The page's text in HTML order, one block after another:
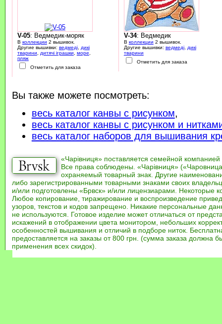
V-05: Ведмедик-моряк
В коллекции 2 вышивок.
Другие вышивки: ведмеді,
дикі
тварини
дитячі іграшки море
пляж
Отметить для заказа
V-34: Ведмедик
В коллекции 2 вышивок.
Другие вышивки: ведмеді,
дикі
тварини
Отметить для заказа
Вы также можете посмотреть:
весь каталог канвы с рисунком,
весь каталог канвы с рисунком и
весь каталог наборов для вышивания
«Чарівниця» поставляется семейной компанией
Все права соблюдены. «Чарівниця»
охраняемый товарный знак. Другие
либо зарегистрированными товарными знаками своих
и/или подготовлены «Брвск» и/или лицензиарами. Некоторые
Любое копирование, тиражирование и воспроизведение
узоров, текстов и кодов запрещено. Никакие персональные
не используются. Готовое изделие может отличаться от
искажений в отображении цвета монитором, небольших
особенностей вышивания и отличий в подборе ниток.
предоставляется на заказы от 800 грн. (сумма заказа должна
применения всех скидок).